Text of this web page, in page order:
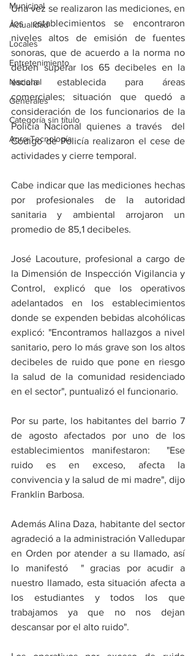
Municipal
Actualidad
Locales
Entretenimiento
Nacional
Generales
Categoría sin título
Agro-Tecnología
Una vez se realizaron las mediciones, en
los establecimientos se encontraron
niveles altos de emisión de fuentes
sonoras, que de acuerdo a la norma no
deben superar los 65 decibeles en la
escala establecida para áreas
comerciales; situación que quedó a
consideración de los funcionarios de la
Policía Nacional quienes a través  del
Código de Policía realizaron el cese de
actividades y cierre temporal.
Cabe indicar que las mediciones hechas
por profesionales de la autoridad
sanitaria y ambiental arrojaron un
promedio de 85,1 decibeles.
José Lacouture, profesional a cargo de
la Dimensión de Inspección Vigilancia y
Control, explicó que los operativos
adelantados en los establecimientos
donde se expenden bebidas alcohólicas
explicó: "Encontramos hallazgos a nivel
sanitario, pero lo más grave son los altos
decibeles de ruido que pone en riesgo
la salud de la comunidad residenciado
en el sector", puntualizó el funcionario.
Por su parte, los habitantes del barrio 7
de agosto afectados por uno de los
establecimientos manifestaron:  "Ese
ruido es en exceso, afecta la
convivencia y la salud de mi madre", dijo
Franklin Barbosa.
Además Alina Daza, habitante del sector
agradeció a la administración Valledupar
en Orden por atender a su llamado, así
lo manifestó  " gracias por acudir a
nuestro llamado, esta situación afecta a
los estudiantes y todos los que
trabajamos ya que no nos dejan
descansar por el alto ruido".